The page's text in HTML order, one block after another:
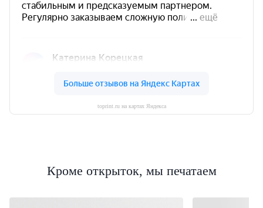
toprint.ru на картах Яндекса
Кроме открыток, мы печатаем